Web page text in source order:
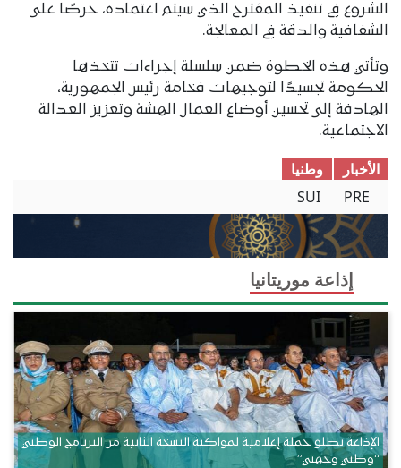
الشروع في تنفيذ المقترح الذي سيتم اعتماده، حرصًا على
الشفافية والدقة في المعالجة.
وتأتي هذه الخطوة ضمن سلسلة إجراءات تتخذها
الحكومة تجسيدًا لتوجيهات فخامة رئيس الجمهورية،
الهادفة إلى تحسين أوضاع العمال الهشة وتعزيز العدالة
الاجتماعية.
الأخبار
وطنیا
PRE
SUI
إذاعة موريتانيا
الإذاعة تطلق حملة إعلامية لمواكبة النسخة الثانية من البرنامج الوطني
“وطني وجهتي”